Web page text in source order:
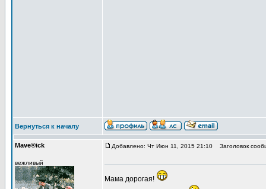
Вернуться к началу
Mave®ick
вежливый
Добавлено: Чт Июн 11, 2015 21:10 Заголовок
Мама дорогая!